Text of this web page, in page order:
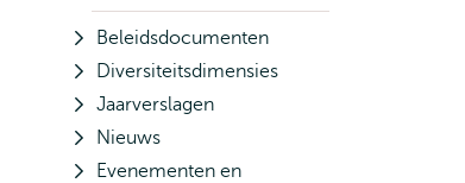
Beleidsdocumenten
Diversiteitsdimensies
Jaarverslagen
Nieuws
Evenementen en